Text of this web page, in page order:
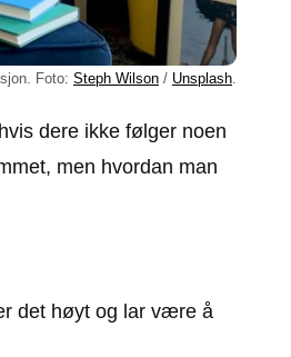
Foto: Steph Wilson / Unsplash.
dere ikke følger noen
men hvordan man
det høyt og lar være å